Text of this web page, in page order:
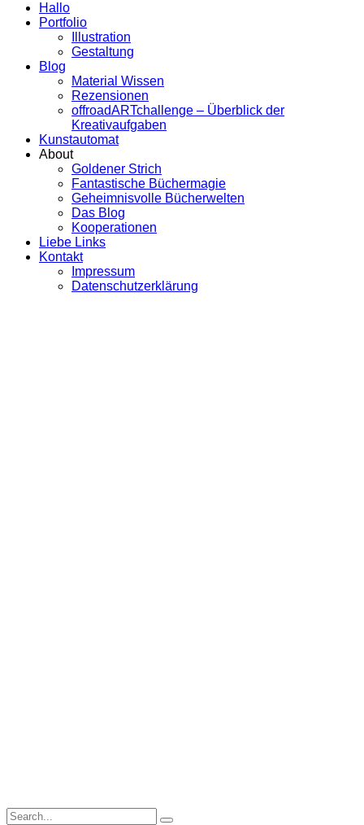
Hallo
Portfolio
Illustration
Gestaltung
Blog
Material Wissen
Rezensionen
offroadARTchallenge – Überblick der
Kreativaufgaben
Kunstautomat
About
Goldener Strich
Fantastische Büchermagie
Geheimnisvolle Bücherwelten
Das Blog
Kooperationen
Liebe Links
Kontakt
Impressum
Datenschutzerklärung